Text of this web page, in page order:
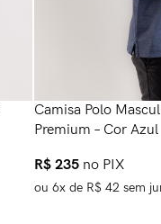
Camisa Polo
Premium – Cor Azul
R$ 235 no PIX
ou 6x de R$ 42 sem